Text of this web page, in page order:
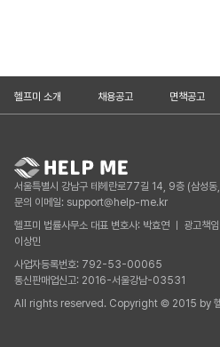
헬프미 소개 채용공고 면책공고
서울특별시 강남구 테헤란로77길 14, 9층 (삼성동
문의 이메일: support@help-me.kr
헬프미 법률사무소 대표 변호사: 박효연 ㅣ 광고책
이상민
사업자등록번호: 792-53-00065
통신판매업신고: 2016-서울강남-03531
All rights reserved. Copyright © 2015 by 헬